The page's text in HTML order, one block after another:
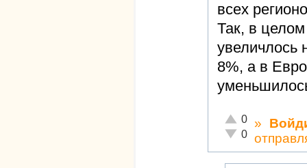
всех
Так, в
увеличлось
8%, а в
Отлично!
0
Неадекватно!
0
»